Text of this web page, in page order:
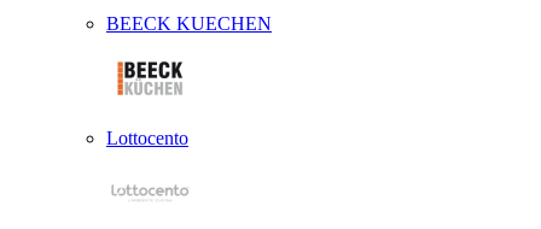
BEECK KUECHEN
Lottocento